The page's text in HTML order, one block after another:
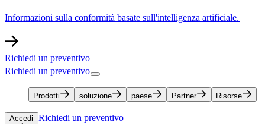
Informazioni sulla conformità basate sull'intelligenza artificiale.​​
Richiedi un preventivo​​
Richiedi un preventivo​​
Prodotti​​ soluzione​​ paese​​ Partner​​ Risorse​​
Accedi​​ Richiedi un preventivo​​